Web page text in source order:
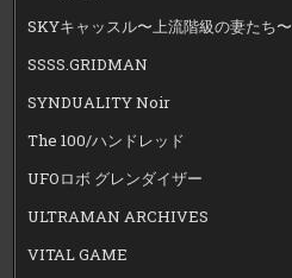
SKYキャッスル〜上流階級の妻たち〜
SSSS.GRIDMAN
SYNDUALITY Noir
The 100/ハンドレッド
UFOロボ グレンダイザー
ULTRAMAN ARCHIVES
VITAL GAME